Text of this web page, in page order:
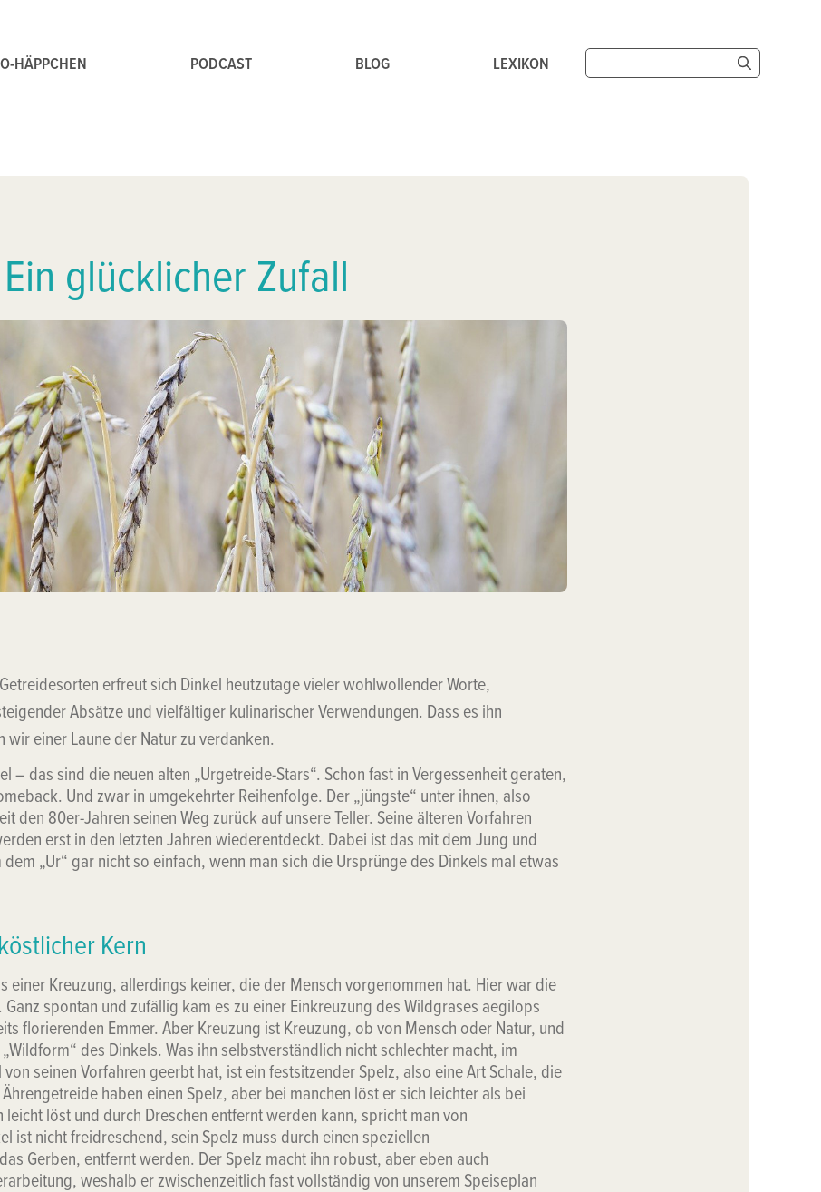
HÄPPCHEN PODCAST BLOG LEXIKON
glücklicher Zufall
erfreut sich Dinkel heutzutage vieler wohlwollender Worte,
Absätze und vielfältiger kulinarischer Verwendungen. Dass es ihn
einer Laune der Natur zu verdanken.
– das sind die neuen alten „Urgetreide-Stars“. Schon fast in Vergessenheit geraten,
Und zwar in umgekehrter Reihenfolge. Der „jüngste“ unter ihnen, also
den 80er-Jahren seinen Weg zurück auf unsere Teller. Seine älteren Vorfahren
erst in den letzten Jahren wiederentdeckt. Dabei ist das mit dem Jung und
„Ur“ gar nicht so einfach, wenn man sich die Ursprünge des Dinkels mal etwas
Kern
einer Kreuzung, allerdings keiner, die der Mensch vorgenommen hat. Hier war die
Ganz spontan und zufällig kam es zu einer Einkreuzung des Wildgrases aegilops
florierenden Emmer. Aber Kreuzung ist Kreuzung, ob von Mensch oder Natur, und
des Dinkels. Was ihn selbstverständlich nicht schlechter macht, im
von seinen Vorfahren geerbt hat, ist ein festsitzender Spelz, also eine Art Schale, die
haben einen Spelz, aber bei manchen löst er sich leichter als bei
leicht löst und durch Dreschen entfernt werden kann, spricht man von
ist nicht freidreschend, sein Spelz muss durch einen speziellen
Gerben, entfernt werden. Der Spelz macht ihn robust, aber eben auch
weshalb er zwischenzeitlich fast vollständig von unserem Speiseplan